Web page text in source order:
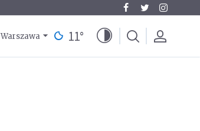
Warszawa 11°